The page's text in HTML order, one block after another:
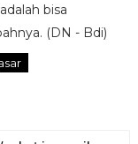
bisa
(DN - Bdi)